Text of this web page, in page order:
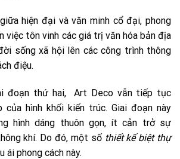
hiện đại và văn minh cổ đại, phong
việc tôn vinh các giá trị văn hóa bản địa
sống xã hội lên các công trình thông
điệu.
đoạn thứ hai, Art Deco vẫn tiếp tục
của hình khối kiến trúc. Giai đoạn này
hình dáng thuôn gọn, ít cản trở sự
khí. Do đó, một số thiết kế biệt thự
ái phong cách này.